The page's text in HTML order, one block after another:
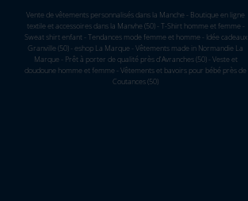
Vente de vêtements personnalisés dans la Manche - Boutique en ligne
textile et accessoires dans la Manvhe (50) - T-Shirt homme et femme -
Sweat shirt enfant - Tendances mode femme et homme - Idée cadeaux
Granville (50) - eshop La Marque - Vêtements made in Normandie La
Marque - Prêt à porter de qualité près d'Avranches (50) - Veste et
doudoune homme et femme - Vêtements et bavoirs pour bébé près de
Coutances (50)